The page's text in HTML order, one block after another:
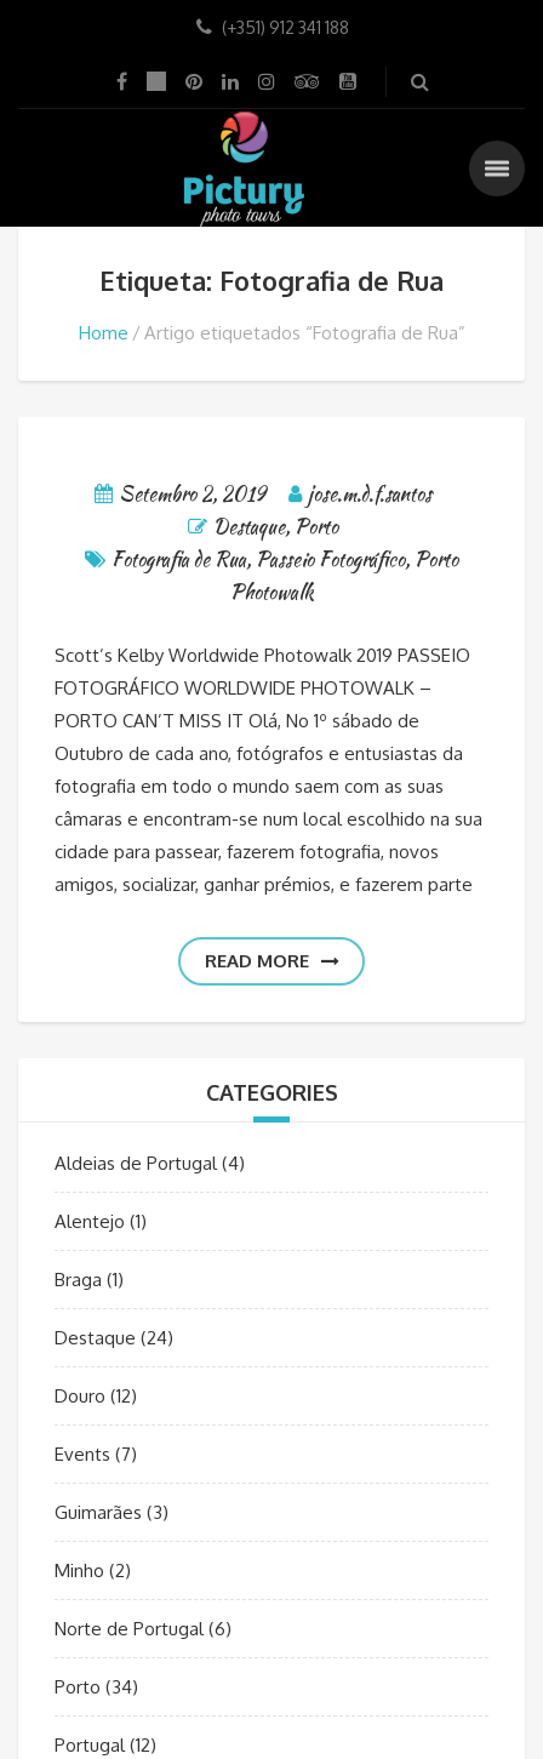
(+351) 912 341 188
Etiqueta: Fotografia de Rua
Home Artigo etiquetados “Fotografia de Rua”
Setembro 2, 2019
jose.m.d.f.santos
Destaque, Porto
Fotografia de Rua, Passeio Fotográfico, Porto
Photowalk
Scott’s Kelby Worldwide Photowalk 2019 PASSEIO
FOTOGRÁFICO WORLDWIDE PHOTOWALK –
PORTO CAN’T MISS IT Olá, No 1º sábado de
Outubro de cada ano, fotógrafos e entusiastas da
fotografia em todo o mundo saem com as suas
câmaras e encontram-se num local escolhido na sua
cidade para passear, fazerem fotografia, novos
amigos, socializar, ganhar prémios, e fazerem parte
READ MORE
CATEGORIES
Aldeias de Portugal(4)
Alentejo (1)
Braga (1)
Destaque (24)
Douro (12)
Events (7)
Guimarães (3)
Minho (2)
Norte de Portugal(6)
Porto (34)
Portugal(12)